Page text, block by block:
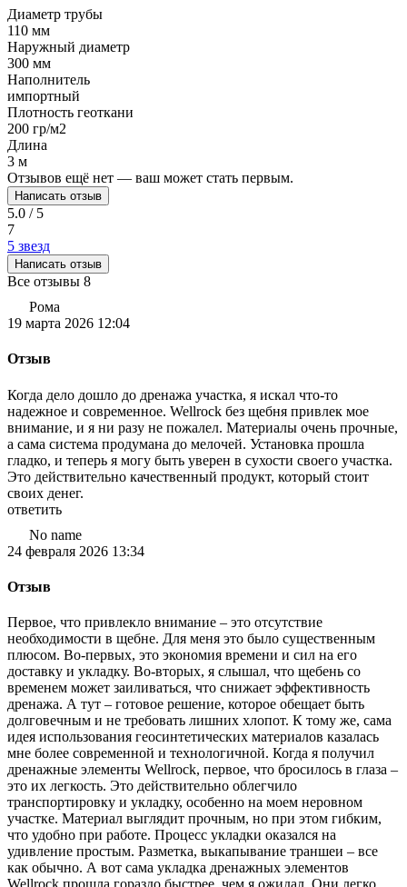
Диаметр трубы
110 мм
Наружный диаметр
300 мм
Наполнитель
импортный
Плотность геоткани
200 гр/м2
Длина
3 м
Отзывов ещё нет — ваш может стать первым.
Написать отзыв
5.0 / 5
7
5 звезд
Написать отзыв
Все отзывы 8
Рома
19 марта 2026 12:04
Отзыв
Когда дело дошло до дренажа участка, я искал что-то
надежное и современное. Wellrock без щебня привлек мое
внимание, и я ни разу не пожалел. Материалы очень прочные,
а сама система продумана до мелочей. Установка прошла
гладко, и теперь я могу быть уверен в сухости своего участка.
Это действительно качественный продукт, который стоит
своих денег.
ответить
No name
24 февраля 2026 13:34
Отзыв
Первое, что привлекло внимание – это отсутствие
необходимости в щебне. Для меня это было существенным
плюсом. Во-первых, это экономия времени и сил на его
доставку и укладку. Во-вторых, я слышал, что щебень со
временем может заиливаться, что снижает эффективность
дренажа. А тут – готовое решение, которое обещает быть
долговечным и не требовать лишних хлопот. К тому же, сама
идея использования геосинтетических материалов казалась
мне более современной и технологичной. Когда я получил
дренажные элементы Wellrock, первое, что бросилось в глаза –
это их легкость. Это действительно облегчило
транспортировку и укладку, особенно на моем неровном
участке. Материал выглядит прочным, но при этом гибким,
что удобно при работе. Процесс укладки оказался на
удивление простым. Разметка, выкапывание траншеи – все
как обычно. А вот сама укладка дренажных элементов